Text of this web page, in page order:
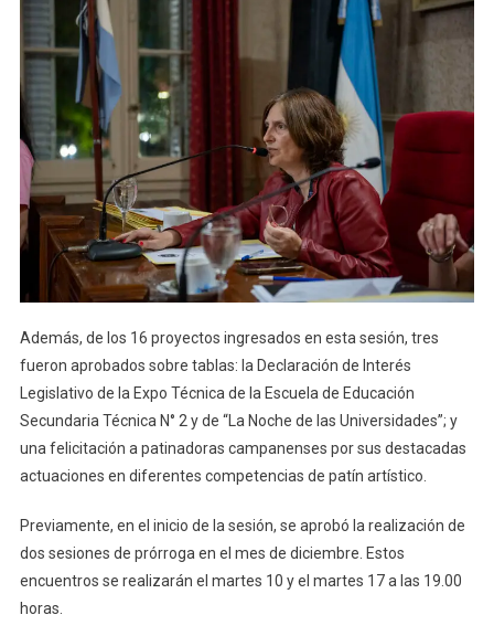
Además, de los 16 proyectos ingresados en esta sesión, tres
fueron aprobados sobre tablas: la Declaración de Interés
Legislativo de la Expo Técnica de la Escuela de Educación
Secundaria Técnica N° 2 y de “La Noche de las Universidades”; y
una felicitación a patinadoras campanenses por sus destacadas
actuaciones en diferentes competencias de patín artístico.
Previamente, en el inicio de la sesión, se aprobó la realización de
dos sesiones de prórroga en el mes de diciembre. Estos
encuentros se realizarán el martes 10 y el martes 17 a las 19.00
horas.